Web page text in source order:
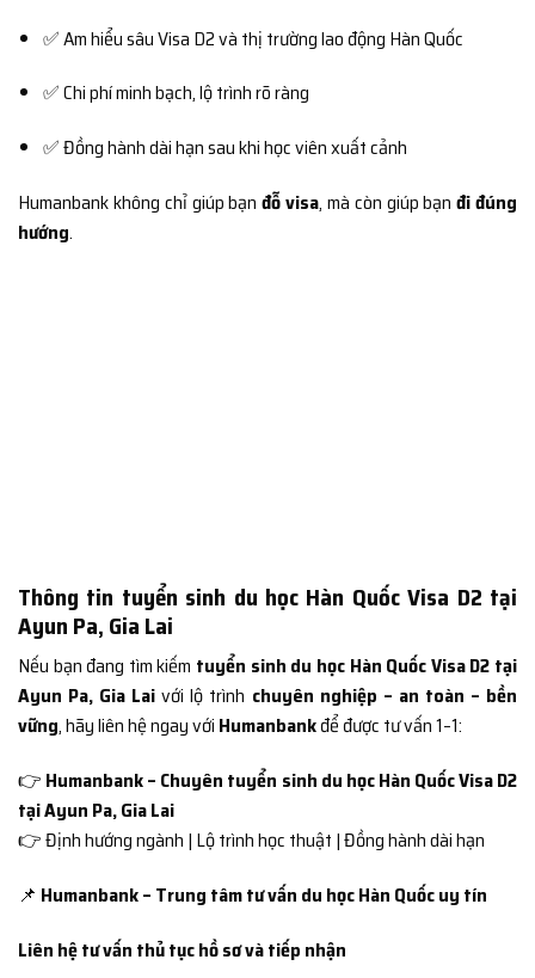
✅ Am hiểu sâu Visa D2 và thị trường lao động Hàn Quốc
✅ Chi phí minh bạch, lộ trình rõ ràng
✅ Đồng hành dài hạn sau khi học viên xuất cảnh
Humanbank không chỉ giúp bạnđỗ visa, mà còn giúp bạnđi đúng
hướng.
Thông tin tuyển sinh du học Hàn Quốc Visa D2 tại
Ayun Pa, Gia Lai
Nếu bạn đang tìm kiếm tuyển sinh du học Hàn Quốc Visa D2 tại
Ayun Pa, Gia Lai với lộ trình chuyên nghiệp – an toàn – bền
vững, hãy liên hệ ngay với Humanbankđể được tư vấn 1–1:
👉 Humanbank – Chuyên tuyển sinh du học Hàn Quốc Visa D2
tại Ayun Pa, Gia Lai
👉 Định hướng ngành | Lộ trình học thuật | Đồng hành dài hạn
📌 Humanbank – Trung tâm tư vấn du học Hàn Quốc uy tín
Liên hệ tư vấn thủ tục hồ sơ và tiếp nhận